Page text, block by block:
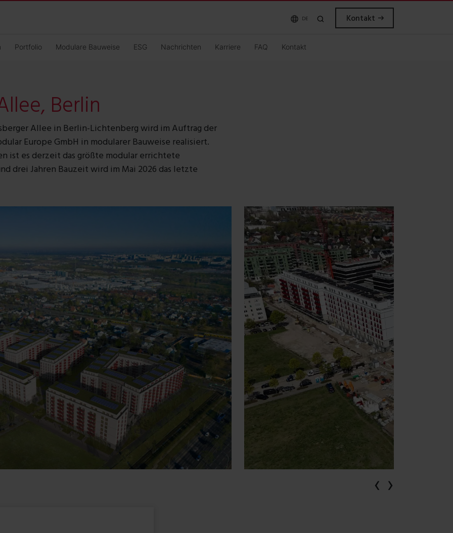
DE Kontakt
Portfolio Modulare Bauweise ESG Nachrichten Karriere FAQ Kontakt
Berlin
Allee in Berlin-Lichtenberg wird im Auftrag der
Europe GmbH in modularer Bauweise realisiert.
ist es derzeit das größte modular errichtete
drei Jahren Bauzeit wird im Mai 2026 das letzte
‹ ›